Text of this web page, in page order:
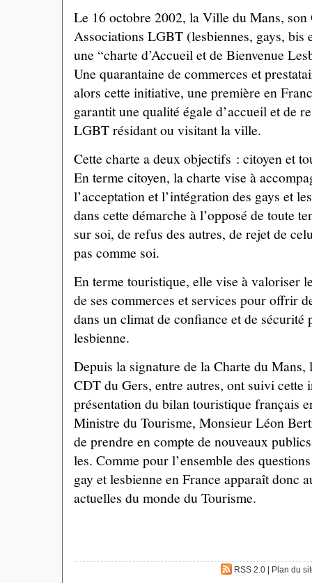
Le 16 octobre 2002, la Ville du Mans, son
Associations LGBT (lesbiennes, gays, bis
une “charte d’Accueil et de Bienvenue
Une quarantaine de commerces et
alors cette initiative, une première en
garantit une qualité égale d’accueil et de
LGBT résidant ou visitant la ville.
Cette charte a deux objectifs : citoyen et
En terme citoyen, la charte vise à
l’acceptation et l’intégration des gays et
dans cette démarche à l’opposé de toute
sur soi, de refus des autres, de rejet de
pas comme soi.
En terme touristique, elle vise à valoriser
de ses commerces et services pour offrir
dans un climat de confiance et de sécurité
lesbienne.
Depuis la signature de la Charte du
CDT du Gers, entre autres, ont suivi cette
présentation du bilan touristique français
Ministre du Tourisme, Monsieur Léon
de prendre en compte de nouveaux
les. Comme pour l’ensemble des
gay et lesbienne en France apparaît donc
actuelles du monde du Tourisme.
RSS 2.0 Plan du